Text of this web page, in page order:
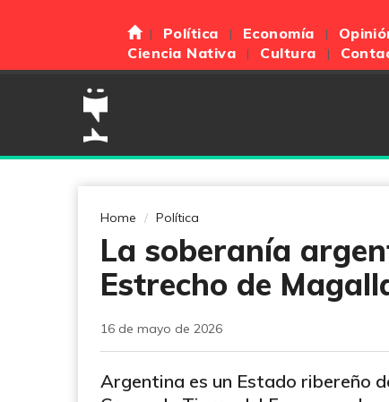
Política Economía
Ciencia Nativa
Cultura
Home Política
La soberanía
Estrecho de
16 de mayo de 2026
Argentina es un Estado ribereño